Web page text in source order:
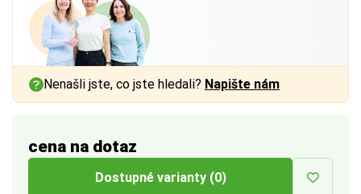
cena na dotaz
Dostupné varianty (0)
Nenašli jste, co jste hledali? Napište nám